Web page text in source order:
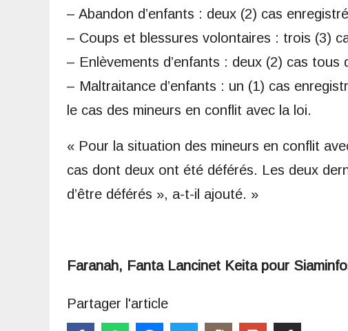
– Abandon d’enfants : deux (2) cas
– Coups et blessures volontaires : trois (3)
– Enlèvements d’enfants : deux (2) cas tous
– Maltraitance d’enfants : un (1) cas
le cas des mineurs en conflit avec la loi.
« Pour la situation des mineurs en conflit
cas dont deux ont été déférés. Les deux
d’être déférés », a-t-il ajouté. »
Faranah, Fanta Lancinet Keita pour
Partager l'article